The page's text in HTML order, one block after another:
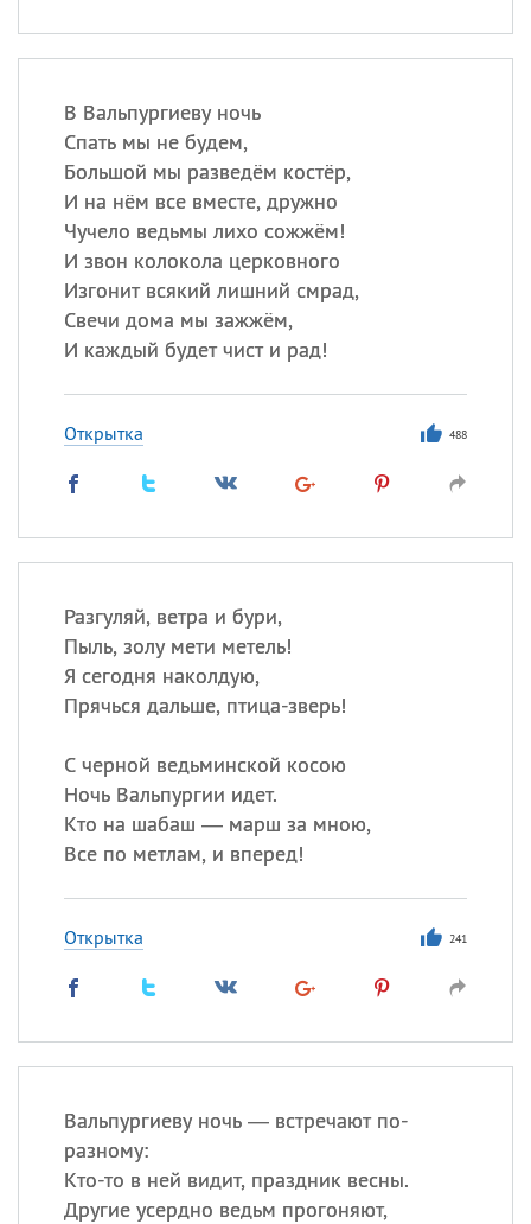
В Вальпургиеву ночь
Спать мы не будем,
Большой мы разведём костёр,
И на нём все вместе, дружно
Чучело ведьмы лихо сожжём!
И звон колокола церковного
Изгонит всякий лишний смрад,
Свечи дома мы зажжём,
И каждый будет чист и рад!
Открытка 488
Разгуляй, ветра и бури,
Пыль, золу мети метель!
Я сегодня наколдую,
Прячься дальше, птица-зверь!
С черной ведьминской косою
Ночь Вальпургии идет.
Кто на шабаш — марш за мною,
Все по метлам, и вперед!
Открытка 241
Вальпургиеву ночь — встречают по-
разному:
Кто-то в ней видит, праздник весны.
Другие усердно ведьм прогоняют,